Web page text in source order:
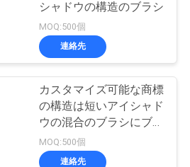
構造のブラ
89
シャドウの構造のブラシ
MOQ:500個
連絡先
カスタマイズ可能な商標
の構造は短いアイシャド
ウの混合のブラシにブラ
シをかけます
MOQ:500個
連絡先